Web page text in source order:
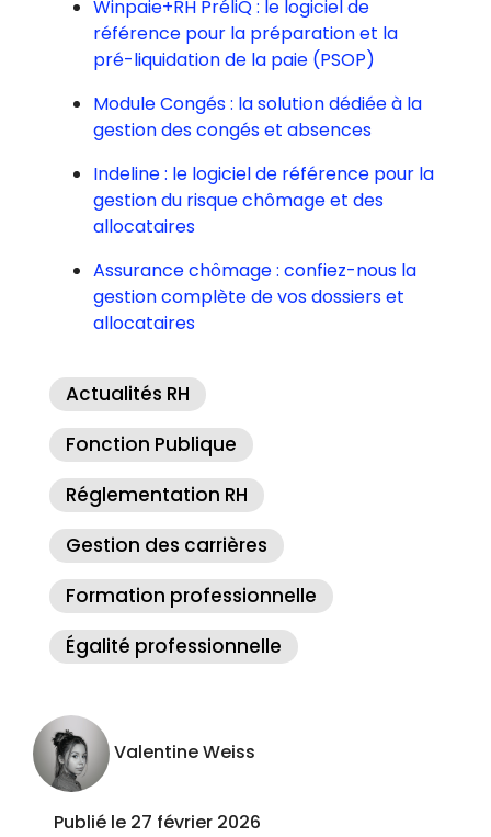
Winpaie+RH PréliQ : le logiciel de
référence pour la préparation et la
pré-liquidation de la paie (PSOP)
Module Congés : la solution dédiée à la
gestion des congés et absences
Indeline : le logiciel de référence pour la
gestion du risque chômage et des
allocataires
Assurance chômage : confiez-nous la
gestion complète de vos dossiers et
allocataires
Actualités RH
Fonction Publique
Réglementation RH
Gestion des carrières
Formation professionnelle
Égalité professionnelle
Valentine Weiss
Publié le 27 février 2026